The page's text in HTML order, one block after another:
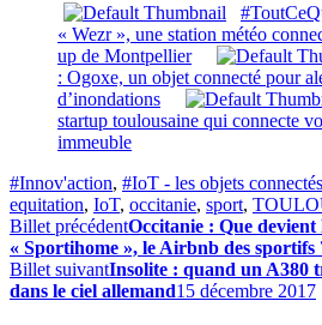
« Wezr », une station météo
up de Montpellier
: Ogoxe, un objet connecté pour
d’inondations
startup toulousaine qui connecte
immeuble
#Innov'action, #IoT - les objets connectés
equitation, IoT, occitanie, sport,
Billet précédentOccitanie : Que devient
« Sportihome », le Airbnb des sportifs
Billet suivantInsolite : quand un A380
dans le ciel allemand15 décembre 2017